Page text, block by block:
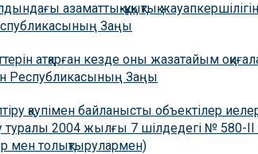
азаматтық-құқықтық
Заңы
атқарған кезде оны жазатайым
Республикасының Заңы
қаупiмен байланысты объектiлер
туралы 2004 жылғы 7 шілдедегі № 580-II
мен толықтырулармен)